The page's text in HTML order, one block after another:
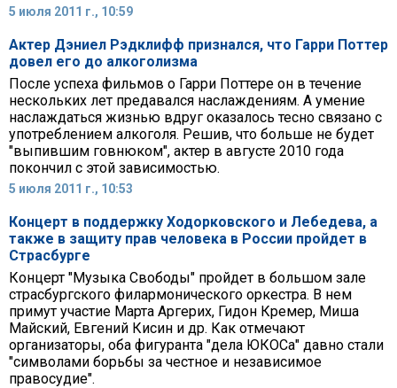
5 июля 2011 г., 10:59
Актер Дэниел Рэдклифф признался, что Гарри Поттер
довел его до алкоголизма
После успеха фильмов о Гарри Поттере он в течение
нескольких лет предавался наслаждениям. А умение
наслаждаться жизнью вдруг оказалось тесно связано с
употреблением алкоголя. Решив, что больше не будет
"выпившим говнюком", актер в августе 2010 года
покончил с этой зависимостью.
5 июля 2011 г., 10:53
Концерт в поддержку Ходорковского и Лебедева, а
также в защиту прав человека в России пройдет в
Страсбурге
Концерт "Музыка Свободы" пройдет в большом зале
страсбургского филармонического оркестра. В нем
примут участие Марта Аргерих, Гидон Кремер, Миша
Майский, Евгений Кисин и др. Как отмечают
организаторы, оба фигуранта "дела ЮКОСа" давно стали
"символами борьбы за честное и независимое
правосудие".